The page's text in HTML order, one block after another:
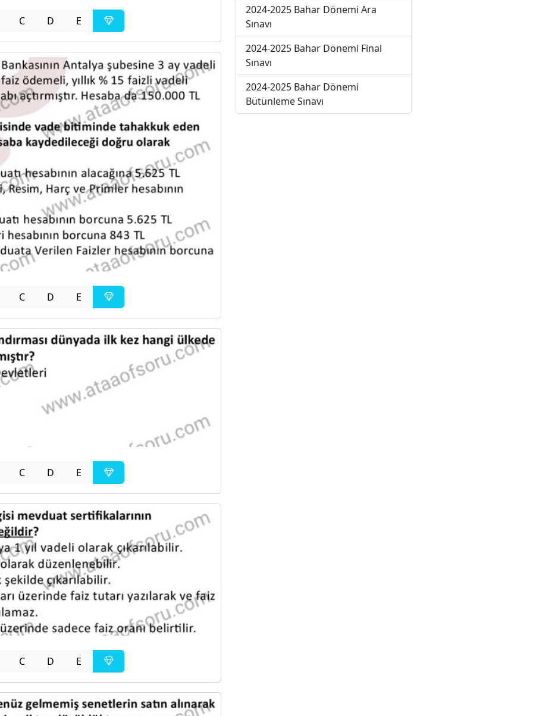
C D E
C D E
C D E
C D E
2024-2025 Bahar Dönemi Ara
Sınavı
2024-2025 Bahar Dönemi Final
Sınavı
2024-2025 Bahar Dönemi
Bütünleme Sınavı